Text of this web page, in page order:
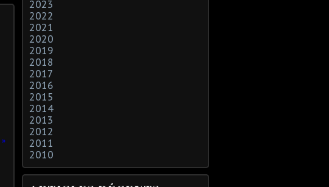
2023
2022
2021
2020
2019
2018
2017
2016
2015
2014
2013
2012
2011
2010